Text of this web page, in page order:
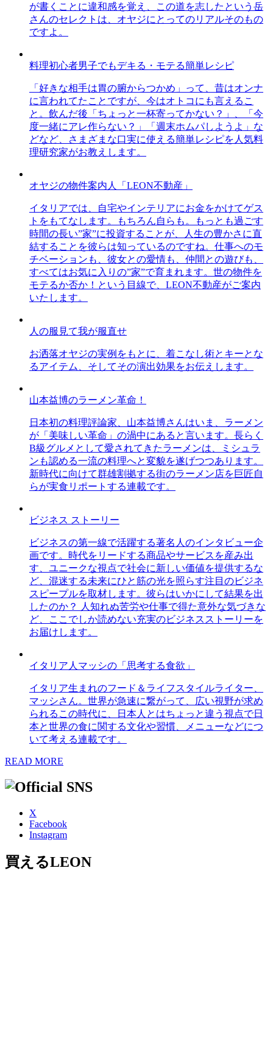
が書くことに違和感を覚え、この道を志したという岳
さんのセレクトは、オヤジにとってのリアルそのもの
ですよ。
料理初心者男子でもデキる・モテる簡単レシピ
「好きな相手は胃の腑からつかめ」って、昔はオンナ
に言われてたことですが、今はオトコにも言えるこ
と。飲んだ後「ちょっと一杯寄ってかない？」、「今
度一緒にアレ作らない？」「週末ホムパしようよ」な
どなど、さまざまな口実に使える簡単レシピを人気料
理研究家がお教えします。
オヤジの物件案内人「LEON不動産」
イタリアでは、自宅やインテリアにお金をかけてゲス
トをもてなします。もちろん自らも。もっとも過ごす
時間の長い”家”に投資することが、人生の豊かさに直
結することを彼らは知っているのですね。仕事へのモ
チベーションも、彼女との愛情も、仲間との遊びも、
すべてはお気に入りの”家”で育まれます。世の物件を
モテるか否か！という目線で、LEON不動産がご案内
いたします。
人の服見て我が服直せ
お洒落オヤジの実例をもとに、着こなし術とキーとな
るアイテム、そしてその演出効果をお伝えします。
山本益博のラーメン革命！
日本初の料理評論家、山本益博さんはいま、ラーメン
が「美味しい革命」の渦中にあると言います。長らく
B級グルメとして愛されてきたラーメンは、ミシュラ
ンも認める一流の料理へと変貌を遂げつつあります。
新時代に向けて群雄割拠する街のラーメン店を巨匠自
らが実食リポートする連載です。
ビジネス ストーリー
ビジネスの第一線で活躍する著名人のインタビュー企
画です。時代をリードする商品やサービスを産み出
す、ユニークな視点で社会に新しい価値を提供するな
ど、混迷する未来にひと筋の光を照らす注目のビジネ
スピープルを取材します。彼らはいかにして結果を出
したのか？ 人知れぬ苦労や仕事で得た意外な気づきな
ど、ここでしか読めない充実のビジネスストーリーを
お届けします。
イタリア人マッシの「思考する食欲」
イタリア生まれのフード＆ライフスタイルライター、
マッシさん。世界が急速に繋がって、広い視野が求め
られるこの時代に、日本人とはちょっと違う視点で日
本と世界の食に関する文化や習慣、メニューなどにつ
いて考える連載です。
READ MORE
X
Facebook
Instagram
買えるLEON